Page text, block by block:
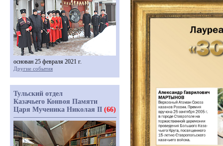
основан 25 февраля 2021 г.
Другие события
Тульский отдел
Казачьего Конвоя Памяти
Царя Мученика Николая II (66)